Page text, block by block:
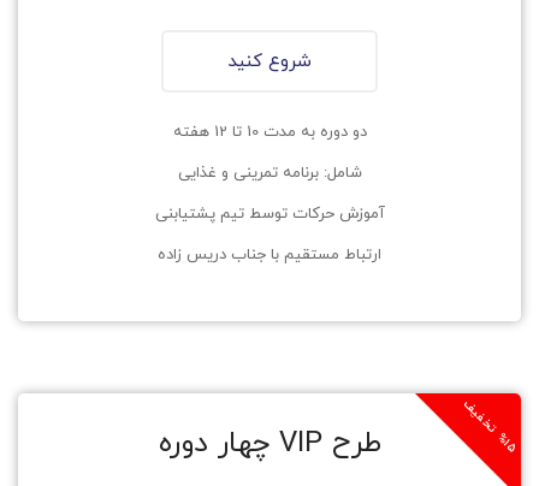
شروع کنید
دو دوره به مدت 10 تا 12 هفته
شامل: برنامه تمرینی و غذایی
آموزش حرکات توسط تیم پشتیابنی
ارتباط مستقیم با جناب دریس زاده
%
1
5
ت
خ
ف
ی
ف طرح VIP چهار دوره